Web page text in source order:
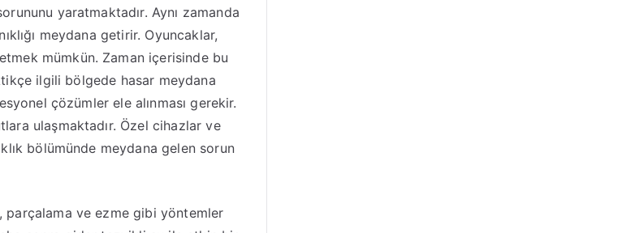
yaratmaktadır. Aynı zamanda
meydana getirir. Oyuncaklar,
mümkün. Zaman içerisinde bu
ilgili bölgede hasar meydana
çözümler ele alınması gerekir.
ulaşmaktadır. Özel cihazlar ve
bölümünde meydana gelen sorun
parçalama ve ezme gibi yöntemler